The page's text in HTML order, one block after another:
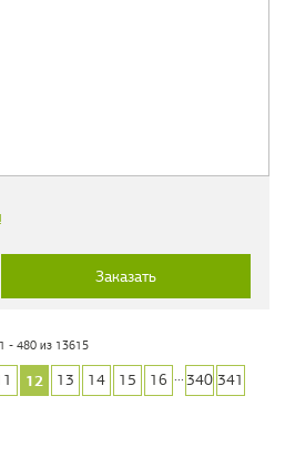
Заказать
- 480 из 13615
12 13 14 15 16 ...340 341